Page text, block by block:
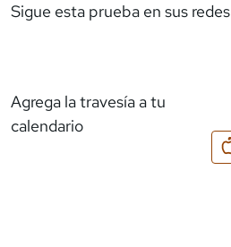
Sigue esta prueba en sus redes
Agrega la travesía a tu
calendario